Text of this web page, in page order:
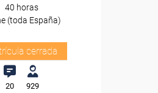
40 horas
(toda España)
cerrada
20 929